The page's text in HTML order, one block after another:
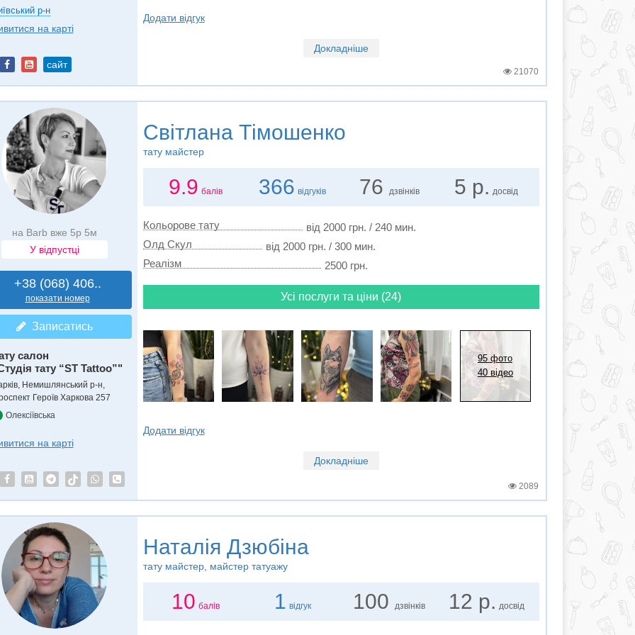
р-н
на карті
сайт
Додати відгук
Докладніше
21070
на Barb вже 5р 5м
У відпустці
+38 (068) 406..
показати номер
Записатись
салон
тату “ST Tattoo”"
Немишлянський р-н,
Героїв Харкова 257
Олексіївська
на карті
Світлана Тімошенко
тату майстер
9.9 балів 366 відгуків 76 дзвінків 5 р. досвід
Кольорове тату
від 2000 грн. / 240 мин.
Олд Скул
від 2000 грн. / 300 мин.
Реалізм
2500 грн.
Усі послуги та ціни (24)
95 фото
40 відео
Додати відгук
Докладніше
2089
Наталiя Дзюбiна
тату майстер, майстер татуажу
10 балів 1 відгук 100 дзвінків 12 р. досвід